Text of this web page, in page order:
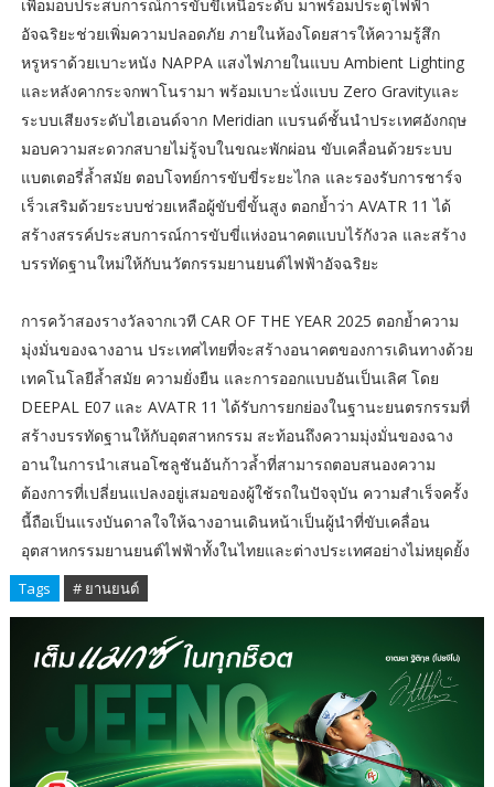
เพื่อมอบประสบการณ์การขับขี่เหนือระดับ มาพร้อมประตูไฟฟ้า
อัจฉริยะช่วยเพิ่มความปลอดภัย ภายในห้องโดยสารให้ความรู้สึก
หรูหราด้วยเบาะหนัง NAPPA แสงไฟภายในแบบ Ambient Lighting
และหลังคากระจกพาโนรามา พร้อมเบาะนั่งแบบ Zero Gravityและ
ระบบเสียงระดับไฮเอนด์จาก Meridian แบรนด์ชั้นนำประเทศอังกฤษ
มอบความสะดวกสบายไม่รู้จบในขณะพักผ่อน ขับเคลื่อนด้วยระบบ
แบตเตอรี่ล้ำสมัย ตอบโจทย์การขับขี่ระยะไกล และรองรับการชาร์จ
เร็วเสริมด้วยระบบช่วยเหลือผู้ขับขี่ขั้นสูง ตอกย้ำว่า AVATR 11 ได้
สร้างสรรค์ประสบการณ์การขับขี่แห่งอนาคตแบบไร้กังวล และสร้าง
บรรทัดฐานใหม่ให้กับนวัตกรรมยานยนต์ไฟฟ้าอัจฉริยะ
การคว้าสองรางวัลจากเวที CAR OF THE YEAR 2025 ตอกย้ำความ
มุ่งมั่นของฉางอาน ประเทศไทยที่จะสร้างอนาคตของการเดินทางด้วย
เทคโนโลยีล้ำสมัย ความยั่งยืน และการออกแบบอันเป็นเลิศ โดย
DEEPAL E07 และ AVATR 11 ได้รับการยกย่องในฐานะยนตรกรรมที่
สร้างบรรทัดฐานให้กับอุตสาหกรรม สะท้อนถึงความมุ่งมั่นของฉาง
อานในการนำเสนอโซลูชันอันก้าวล้ำที่สามารถตอบสนองความ
ต้องการที่เปลี่ยนแปลงอยู่เสมอของผู้ใช้รถในปัจจุบัน ความสำเร็จครั้ง
นี้ถือเป็นแรงบันดาลใจให้ฉางอานเดินหน้าเป็นผู้นำที่ขับเคลื่อน
อุตสาหกรรมยานยนต์ไฟฟ้าทั้งในไทยและต่างประเทศอย่างไม่หยุดยั้ง
Tags # ยานยนต์